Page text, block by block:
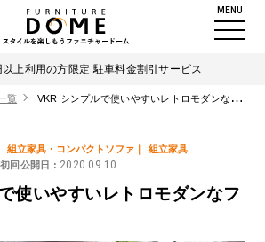
MENU
上利用の方限定 駐車料金割引サービス
覧 VKR シンプルで使いやすいレトロモダンなフリーラック
組立家具・コンパクトソファ
組立家具
初回公開日 : 2020.09.10
使いやすいレトロモダンなフ